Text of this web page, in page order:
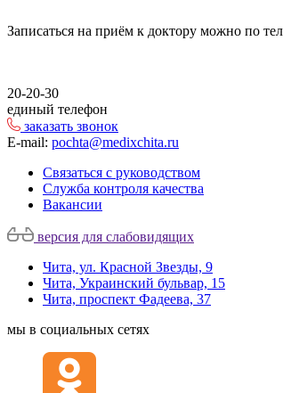
Записаться на приём к доктору можно по
20-20-30
единый телефон
заказать звонок
E-mail: pochta@medixchita.ru
Связаться с руководством
Служба контроля качества
Вакансии
версия для слабовидящих
Чита, ул. Красной Звезды, 9
Чита, Украинский бульвар, 15
Чита, проспект Фадеева, 37
мы в социальных сетях